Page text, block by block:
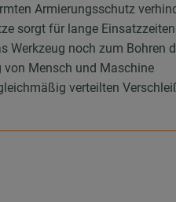
Armierungsschutz
sorgt für lange
Werkzeug noch zum Bohren
von Mensch und Maschine
verteilten